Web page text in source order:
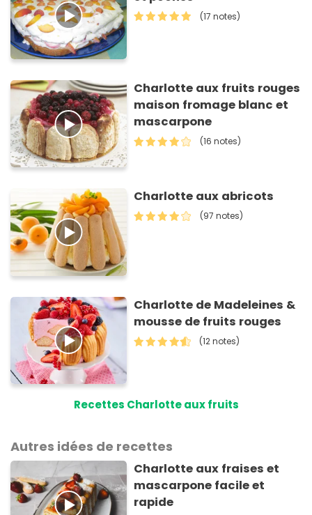
(17 notes)
Charlotte aux fruits rouges
maison fromage blanc et
mascarpone
(16 notes)
Charlotte aux abricots
(97 notes)
Charlotte de Madeleines &
mousse de fruits rouges
(12 notes)
Recettes Charlotte aux fruits
Autres idées de recettes
Charlotte aux fraises et
mascarpone facile et
rapide